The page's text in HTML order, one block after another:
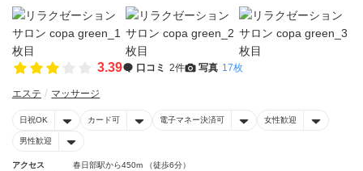
3.39 口コミ 2件 写真 17枚
エステ マッサージ
日祝OK カード可 電子マネー決済可 女性歓迎
男性歓迎
アクセス
春日部駅から450m （徒歩6分）